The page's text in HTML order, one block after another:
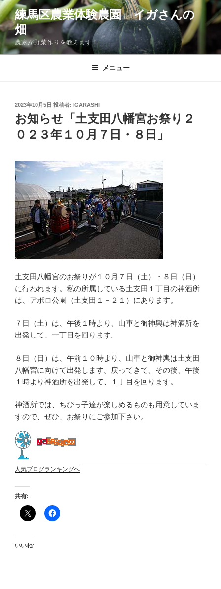
コ
ン
テ
ン
ツ
練馬区農業体験農園 イガさんの
畑
農家が野菜作りを教えます！
メニュー
投
稿
日:
2023年10月5日 投稿者: IGARASHI
お知らせ「土支田八幡宮お祭り２
０２３年１０月７日・８日」
土支田八幡宮のお祭りが１０月７日（土）・８日（日）
に行われます。私の所属している土支田１丁目の神酒所
は、アポロ公園（土支田１－２１）にあります。
７日（土）は、午後１時より、山車と御神輿は神酒所を
出発して、一丁目を回ります。
８日（日）は、午前１０時より、山車と御神輿は土支田
八幡宮に向けて出発します。戻ってきて、その後、午後
１時より神酒所を出発して、１丁目を回ります。
神酒所では、ちびっ子達が楽しめるものも用意していま
すので、ぜひ、お祭りにご参加下さい。
人気ブログランキングへ
共有:
いいね: